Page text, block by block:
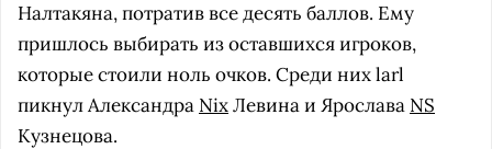
Налтакяна, потратив все десять баллов. Ему
пришлось выбирать из оставшихся игроков,
которые стоили ноль очков. Среди них larl
пикнул Александра NixЛевина и Ярослава NS
Кузнецова.